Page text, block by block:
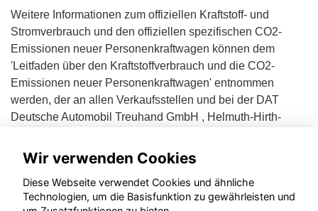
Weitere Informationen zum offiziellen Kraftstoff- und
Stromverbrauch und den offiziellen spezifischen CO2-
Emissionen neuer Personenkraftwagen können dem
'Leitfaden über den Kraftstoffverbrauch und die CO2-
Emissionen neuer Personenkraftwagen' entnommen
werden, der an allen Verkaufsstellen und bei der DAT
Deutsche Automobil Treuhand GmbH , Helmuth-Hirth-
Wir verwenden Cookies
Diese Webseite verwendet Cookies und ähnliche
Technologien, um die Basisfunktion zu gewährleisten und